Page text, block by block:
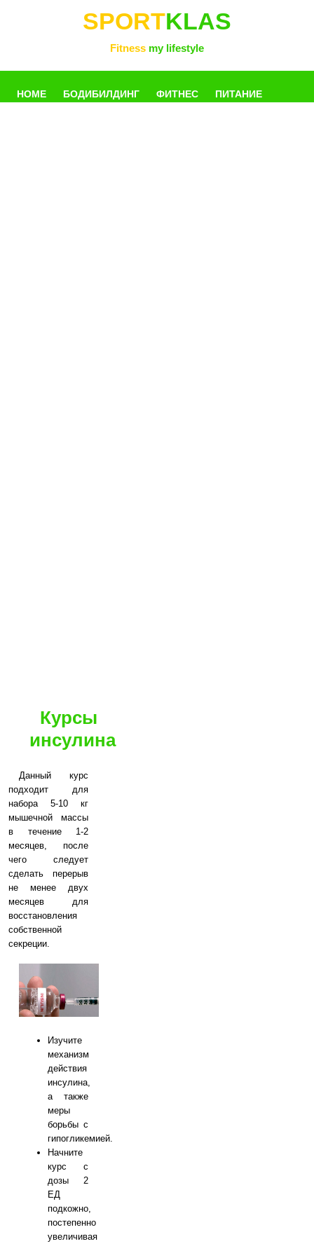
SPORTKLAS
Fitness my lifestyle
HOME БОДИБИЛДИНГ ФИТНЕС ПИТАНИЕ
Курсы
инсулина
Данный курс
подходит для
набора 5-10 кг
мышечной массы
в течение 1-2
месяцев, после
чего следует
сделать перерыв
не менее двух
месяцев для
восстановления
собственной
секреции.
Изучите
механизм
действия
инсулина,
а также
меры
борьбы с
гипогликемией.
Начните
курс с
дозы 2
ЕД
подкожно,
постепенно
увеличивая